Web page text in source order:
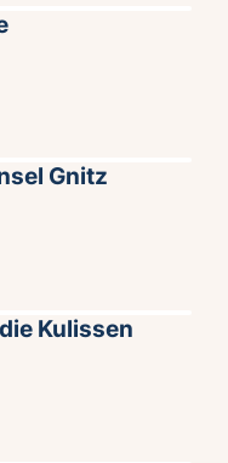
Gnitz
Kulissen